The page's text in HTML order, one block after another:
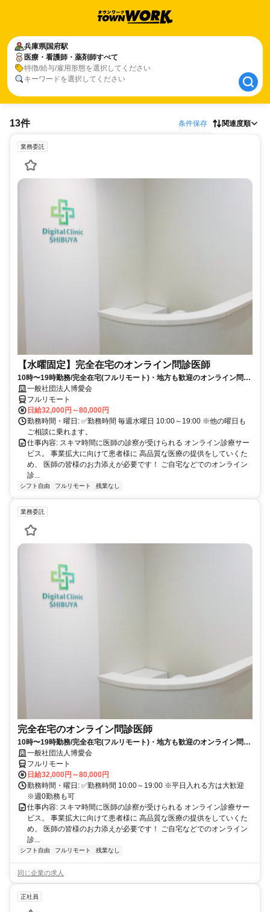
兵庫県 国府駅
医療・看護師・薬剤師すべて
特徴/給与/雇用形態を選択してください
キーワードを選択してください
兵庫県 国府駅
医療・看護師・薬剤師すべて
13件 条件保存 関連度順
業務委託
【水曜固定】完全在宅のオンライン問診医師
10時〜19時勤務/完全在宅(フルリモート)・地方も歓迎のオンライン問診
業務一般社団法人博愛会
フルリモート
日給32,000円～80,000円
勤務時間・曜日: ✅勤務時間 毎週水曜日 10:00～19:00 ※他の曜日も
ご相談に乗れます。
仕事内容: スキマ時間に医師の診察が受けられる オンライン診療サー
ビス。 事業拡大に向けて患者様に 高品質な医療の提供をしていくた
め、 医師の皆様のお力添えが必要です！ ご自宅などでのオンライン
診...
シフト自由 フルリモート 残業なし
業務委託
完全在宅のオンライン問診医師
10時〜19時勤務/完全在宅(フルリモート)・地方も歓迎のオンライン問診
業務一般社団法人博愛会
フルリモート
日給32,000円～80,000円
勤務時間・曜日: ✅勤務時間 10:00～19:00 ※平日入れる方は大歓迎
※週0勤務も可
仕事内容: スキマ時間に医師の診察が受けられる オンライン診療サー
ビス。 事業拡大に向けて患者様に 高品質な医療の提供をしていくた
め、 医師の皆様のお力添えが必要です！ ご自宅などでのオンライン
診...
シフト自由 フルリモート 残業なし
同じ企業の求人
正社員